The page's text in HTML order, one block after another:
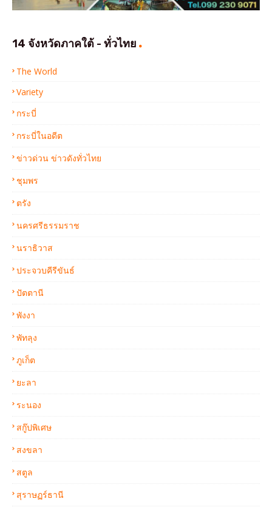
14 จังหวัดภาคใต้ - ทั่วไทย
The World
Variety
กระบี่
กระบี่ในอดีต
ข่าวด่วน ข่าวดังทั่วไทย
ชุมพร
ตรัง
นครศรีธรรมราช
นราธิวาส
ประจวบคีรีขันธ์
ปัตตานี
พังงา
พัทลุง
ภูเก็ต
ยะลา
ระนอง
สกู๊ปพิเศษ
สงขลา
สตูล
สุราษฏร์ธานี